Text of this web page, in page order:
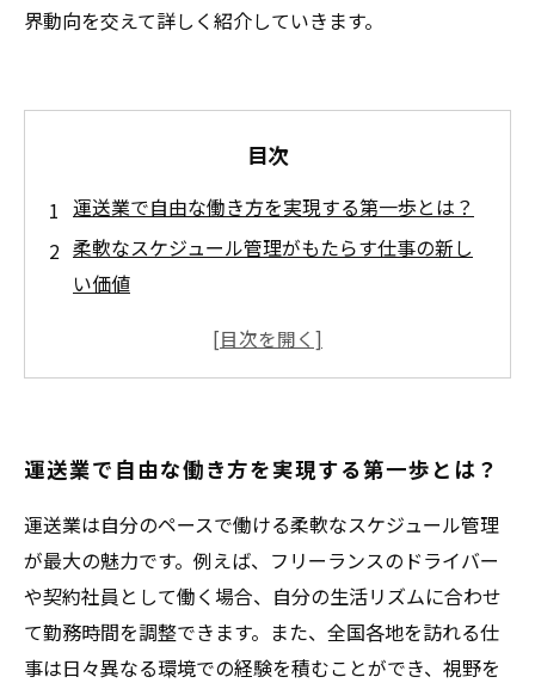
界動向を交えて詳しく紹介していきます。
目次
運送業で自由な働き方を実現する第一歩とは？
柔軟なスケジュール管理がもたらす仕事の新し
い価値
全国を巡る経験がもたらす自己成長とスキルア
運送業が提供する多様なキャリアパスと継続学
習
自由な働き方と成長を叶える運送業の魅力まと
め
運送業で自由な働き方を実現する第一歩とは？
運送業は自分のペースで働ける柔軟なスケジュール管理
が最大の魅力です。例えば、フリーランスのドライバー
や契約社員として働く場合、自分の生活リズムに合わせ
て勤務時間を調整できます。また、全国各地を訪れる仕
事は日々異なる環境での経験を積むことができ、視野を